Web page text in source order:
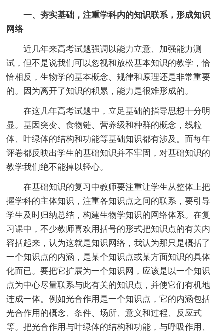
一、夯实基础，注重学科内的知识联系，形成知识
网络
近几年来高考试题强调以能力立意、加强能力测
试，但不是说我们可以忽视和放松基本知识的教学，恰
恰相反，生物学的基本概念、规律和原理还是非常重要
的。因为离开了知识的积累，能力是很难形成的。
在这几年高考试题中，立足基础的指导思想十分明
显。基因突变、食物链、营养级和种群的概念，线粒
体、叶绿体的结构和功能等基础知识都有涉及。而每年
评卷都反映出学生的基础知识并不牢固，对基础知识的
教学我们绝不能掉以轻心。
在基础知识的复习中教师要注重让学生从整体上把
握学科的主体知识，注重各知识点之间的联系，要引导
学生及时归纳总结，构建生物学知识的网络体系。在复
习课中，不少教师喜欢用括号的形式把知识点的有关内
容括起来，认为这就是知识网络，我认为那只是概括了
一个知识点的内涵，是某个知识点或某方面知识的具体
化而已。要把它扩展为一个知识网，应该是以一个知识
点为中心尽量联系与此有关的知识点，并使它们有机地
连成一体。例如光合作用是一个知识点，它的内涵包括
光合作用的概念、条件、场所、意义和过程、反应式
等。把光合作用与叶绿体的结构和功能，与呼吸作用、